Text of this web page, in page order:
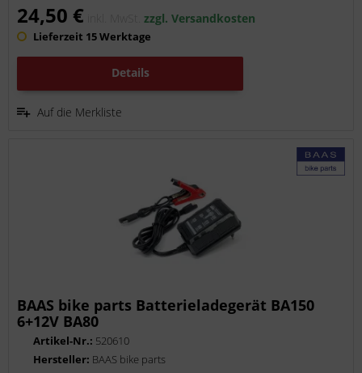
24,50 € inkl. MwSt.zzgl. Versandkosten
Lieferzeit 15 Werktage
Details
Auf die Merkliste
BAAS bike parts Batterieladegerät BA150
6+12V BA80
Artikel-Nr.: 520610
Hersteller: BAAS bike parts